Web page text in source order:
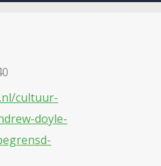
cultuur-
doyle-